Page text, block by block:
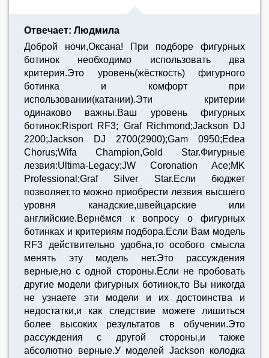
Отвечает: Людмила
Доброй ночи,Оксана! При подборе фигурных
ботинок необходимо использовать два
критерия.Это уровень(жёсткость) фигурного
ботинка и комфорт при
использовании(катании).Эти критерии
одинаково важны.Ваш уровень фигурных
ботинок:Risport RF3; Graf Richmond;Jackson DJ
2200;Jackson DJ 2700(2900);Gam 0950;Edea
Chorus;Wifa Champion,Gold Star.Фигурные
лезвия:Ultima-Legacy;JW Coronation Ace;MK
Professional;Graf Silver Star.Если бюджет
позволяет,то можно приобрести лезвия высшего
уровня канадские,швейцарские или
английские.Вернёмся к вопросу о фигурных
ботинках и критериям подбора.Если Вам модель
RF3 действительно удобна,то особого смысла
менять эту модель нет.Это рассуждения
верные,но с одной стороны.Если не пробовать
другие модели фигурных ботинок,то Вы никогда
не узнаете эти модели и их достоинства и
недостатки,и как следствие можете лишиться
более высоких результатов в обучении.Это
рассуждения с другой стороны,и также
абсолютно верные.У моделей Jackson колодка